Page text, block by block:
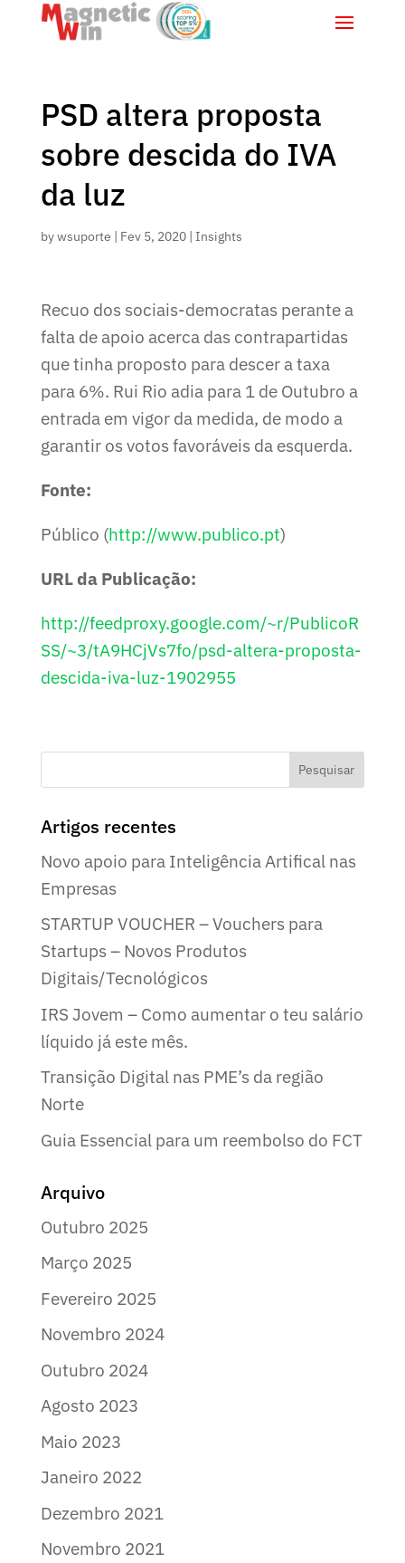
PSD altera proposta
sobre descida do IVA
da luz
bywsuporte | Fev 5, 2020| Insights
Recuo dos sociais-democratas perante a
falta de apoio acerca das contrapartidas
que tinha proposto para descer a taxa
para 6%. Rui Rio adia para 1 de Outubro a
entrada em vigor da medida, de modo a
garantir os votos favoráveis da esquerda.
Fonte:
Público (http://www.publico.pt)
URL da Publicação:
http://feedproxy.google.com/~r/PublicoR
SS/~3/tA9HCjVs7fo/psd-altera-proposta-
descida-iva-luz-1902955
Artigos recentes
Novo apoio para Inteligência Artifical nas
Empresas
STARTUP VOUCHER – Vouchers para
Startups – Novos Produtos
Digitais/Tecnológicos
IRS Jovem – Como aumentar o teu salário
líquido já este mês.
Transição Digital nas PME’s da região
Norte
Guia Essencial para um reembolso do FCT
Arquivo
Outubro 2025
Março 2025
Fevereiro 2025
Novembro 2024
Outubro 2024
Agosto 2023
Maio 2023
Janeiro 2022
Dezembro 2021
Novembro 2021